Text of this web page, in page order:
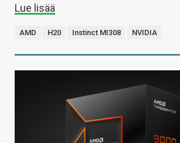
Lue lisää
AMD H20 Instinct MI308 NVIDIA